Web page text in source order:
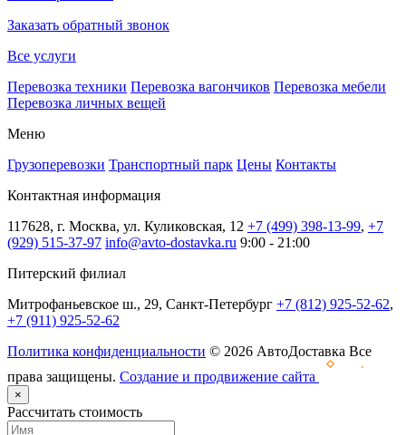
Заказать обратный звонок
Все услуги
Перевозка техники Перевозка вагончиков Перевозка мебели
Перевозка личных вещей
Меню
Грузоперевозки Транспортный парк Цены Контакты
Контактная информация
117628, г. Москва, ул. Куликовская, 12 +7 (499) 398-13-99, +7
(929) 515-37-97 info@avto-dostavka.ru 9:00 - 21:00
Питерский филиал
Митрофаньевское ш., 29, Санкт-Петербург +7 (812) 925-52-62,
+7 (911) 925-52-62
Политика конфиденциальности © 2026 АвтоДоставка Все
права защищены. Создание и продвижение сайта
×
Рассчитать стоимость